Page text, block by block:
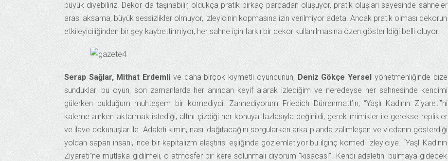
büyük diyebiliriz. Dekor da taşınabilir, oldukça pratik birkaç parçadan oluşuyor, pratik oluşları sayesinde sahneler
arası aksama, büyük sessizlikler olmuyor, izleyicinin kopmasına izin verilmiyor adeta. Ancak pratik olması dekorun
etkileyiciliğinden bir şey kaybettirmiyor, her sahne için farklı bir dekor kullanılmasına özen gösterildiği belli oluyor.
Serap Sağlar, Mithat Erdemli ve daha birçok kıymetli oyuncunun, Deniz Gökçe Yersel yönetmenliğinde bize
sundukları bu oyun, son zamanlarda her anından keyif alarak izlediğim ve neredeyse her sahnesinde kendimi
gülerken bulduğum muhteşem bir komediydi. Zannediyorum Friedich Dürrenmatt’ın, “Yaşlı Kadının Ziyareti”ni
kaleme alırken aktarmak istediği, altını çizdiği her konuya fazlasıyla değinildi, gerek mimikler ile gerekse replikler
ve ilave dokunuşlar ile. Adaleti kimin, nasıl dağıtacağını sorgularken arka planda zalimleşen ve vicdanın gösterdiği
yoldan sapan insanı, ince bir kapitalizm eleştirisi eşliğinde gözlemletiyor bu ilginç komedi izleyiciye. “Yaşlı Kadının
Ziyareti”ne mutlaka gidilmeli, o atmosfer bir kere solunmalı diyorum “kısacası”. Kendi adaletini bulmaya gidecek